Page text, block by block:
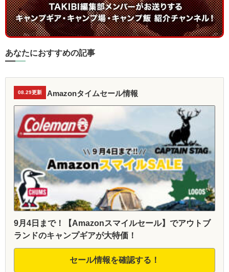
あなたにおすすめの記事
08.29更新 Amazonタイムセール情報
9月4日まで！【Amazonスマイルセール】でアウトブ
ランドのキャンプギアが大特価！
セール情報を確認する！